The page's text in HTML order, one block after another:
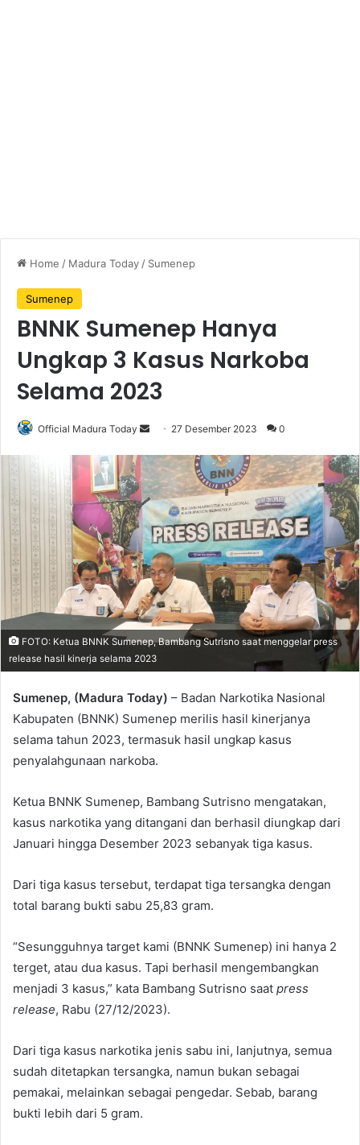
Home / Madura Today / Sumenep
Sumenep
BNNK Sumenep Hanya
Ungkap 3 Kasus Narkoba
Selama 2023
Official Madura Today
n
d
a
n
e
m
a
i
l
27 Desember 2023 0
FOTO: Ketua BNNK Sumenep, Bambang Sutrisno saat menggelar press
release hasil kinerja selama 2023
Sumenep, (Madura Today) – Badan Narkotika Nasional
Kabupaten (BNNK) Sumenep merilis hasil kinerjanya
selama tahun 2023, termasuk hasil ungkap kasus
penyalahgunaan narkoba.
Ketua BNNK Sumenep, Bambang Sutrisno mengatakan,
kasus narkotika yang ditangani dan berhasil diungkap dari
Januari hingga Desember 2023 sebanyak tiga kasus.
Dari tiga kasus tersebut, terdapat tiga tersangka dengan
total barang bukti sabu 25,83 gram.
“Sesungguhnya target kami (BNNK Sumenep) ini hanya 2
terget, atau dua kasus. Tapi berhasil mengembangkan
menjadi 3 kasus,” kata Bambang Sutrisno saat press
release, Rabu (27/12/2023).
Dari tiga kasus narkotika jenis sabu ini, lanjutnya, semua
sudah ditetapkan tersangka, namun bukan sebagai
pemakai, melainkan sebagai pengedar. Sebab, barang
bukti lebih dari 5 gram.